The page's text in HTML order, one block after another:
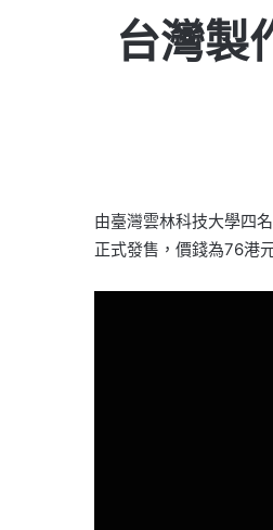
台灣
由臺灣雲林科技大學四
正式發售，價錢為76港